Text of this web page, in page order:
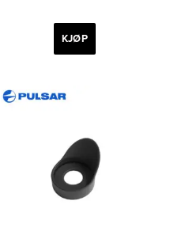
KJØP